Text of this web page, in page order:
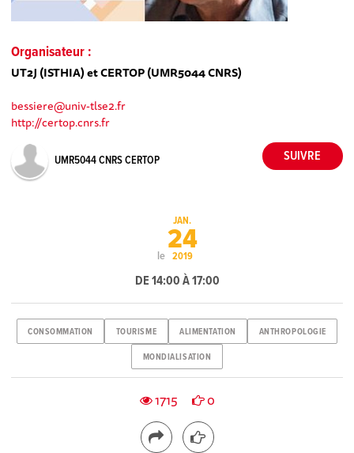
Organisateur :
UT2J (ISTHIA) et CERTOP (UMR5044 CNRS)
bessiere@univ-tlse2.fr
http://certop.cnrs.fr
UMR5044 CNRS CERTOP
le
JAN.
24
2019
DE 14:00 À 17:00
CONSOMMATION TOURISME ALIMENTATION ANTHROPOLOGIE
MONDIALISATION
1715 0